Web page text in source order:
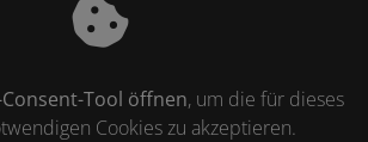
Tool öffnen, um die für dieses
Cookies zu akzeptieren.